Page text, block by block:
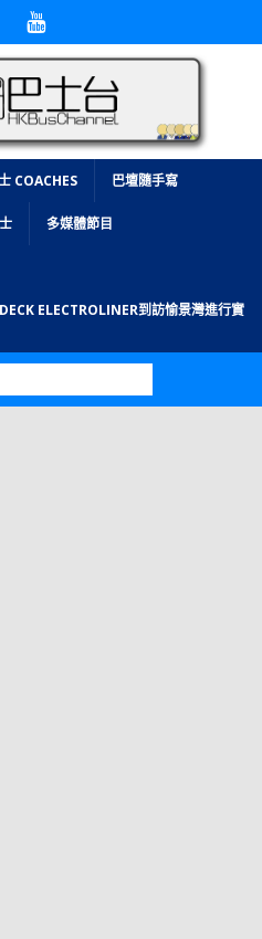
COACHES 巴壇隨手寫
多媒體節目
ELECTROLINER到訪愉景灣進行實